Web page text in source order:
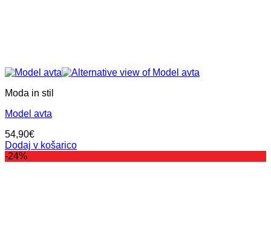
Moda in stil
Model avta
54,90€
Dodaj v košarico
-24%